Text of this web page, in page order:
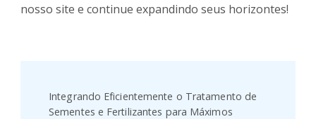
nosso site e continue expandindo seus horizontes!
Navigation
Integrando Eficientemente o Tratamento de
Sementes e Fertilizantes para Máximos